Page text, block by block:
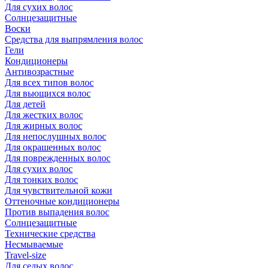
Для сухих волос
Солнцезащитные
Воски
Средства для выпрямления волос
Гели
Кондиционеры
Антивозрастные
Для всех типов волос
Для вьющихся волос
Для детей
Для жестких волос
Для жирных волос
Для непослушных волос
Для окрашенных волос
Для поврежденных волос
Для сухих волос
Для тонких волос
Для чувствительной кожи
Оттеночные кондиционеры
Против выпадения волос
Солнцезащитные
Технические средства
Несмываемые
Travel-size
Для седых волос